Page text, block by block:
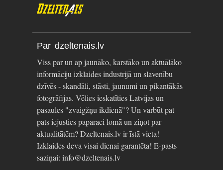
Par dzeltenais.lv
Viss par un ap jaunāko, karstāko un aktuālāko
informāciju izklaides industrijā un slavenību
dzīvēs - skandāli, stāsti, jaunumi un pikantākās
fotogrāfijas. Vēlies ieskatīties Latvijas un
pasaules "zvaigžņu ikdienā"? Un varbūt pat
pats iejusties paparaci lomā un ziņot par
aktualitātēm? Dzeltenais.lv ir īstā vieta!
Izklaides deva visai dienai garantēta! E-pasts
saziņai: info@dzeltenais.lv